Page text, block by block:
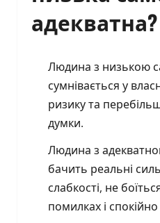
адекватна?
Людина з низькою
сумнівається у
ризику та
думки.
Людина з
бачить реальні
слабкості, не
помилках і